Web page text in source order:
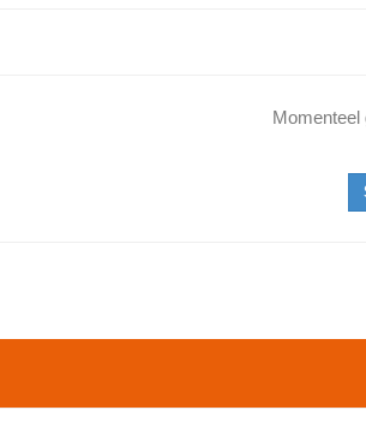
Momenteel